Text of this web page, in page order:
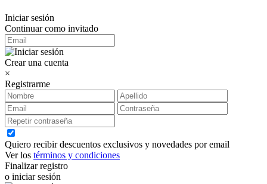
Iniciar sesión
Continuar como invitado
Crear una cuenta
×
Registrarme
Quiero recibir descuentos exclusivos y novedades por email
Ver los términos y condiciones
Finalizar registro
o iniciar sesión